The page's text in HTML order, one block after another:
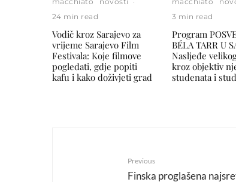
24 min read
Vodič kroz Sarajevo za
vrijeme Sarajevo Film
Festivala: Koje filmove
pogledati, gdje popiti
kafu i kako doživjeti grad
3 min read
Program
BÉLA TARR U
Nasljeđe
kroz objektiv
studenata i
Previous
Finska proglašena